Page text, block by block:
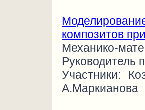
композитов
Механико-
Руководитель
Участники:
А.Маркианова